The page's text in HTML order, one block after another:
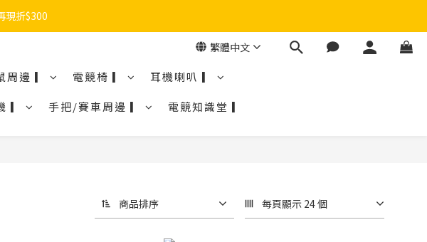
折200 / 3000折300
現折$300
繁體中文
周邊 ▎ 電競椅 ▎
耳機喇叭 ▎
▎ 手把/賽車周邊 ▎ 電競知識堂 ▎
商品排序 每頁顯示 24 個